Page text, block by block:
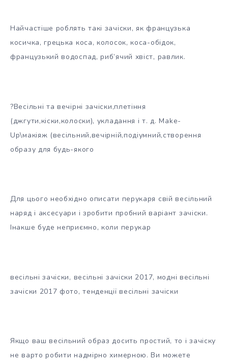
Найчастіше роблять такі зачіски, як французька
косичка, грецька коса, колосок, коса-обідок,
французький водоспад, риб’ячий хвіст, равлик.
?Весільні та вечірні зачіски,плетіння
(джгути,кіски,колоски), укладання і т. д. Make-
Up\макіяж (весільний,вечірній,подіумний,створення
образу для будь-якого
Для цього необхідно описати перукаря свій весільний
наряд і аксесуари і зробити пробний варіант зачіски.
Інакше буде неприємно, коли перукар
весільні зачіски, весільні зачіски 2017, модні весільні
зачіски 2017 фото, тенденції весільні зачіски
Якщо ваш весільний образ досить простий, то і зачіску
не варто робити надмірно химерною. Ви можете